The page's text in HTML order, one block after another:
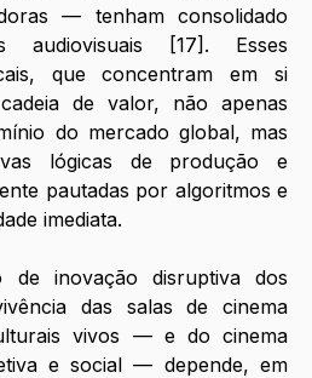
— tenham consolidado
audiovisuais [17]. Esses
que concentram em si
de valor, não apenas
do mercado global, mas
lógicas de produção e
pautadas por algoritmos e
imediata.
das salas de cinema
vivos — e do cinema
e social — depende, em